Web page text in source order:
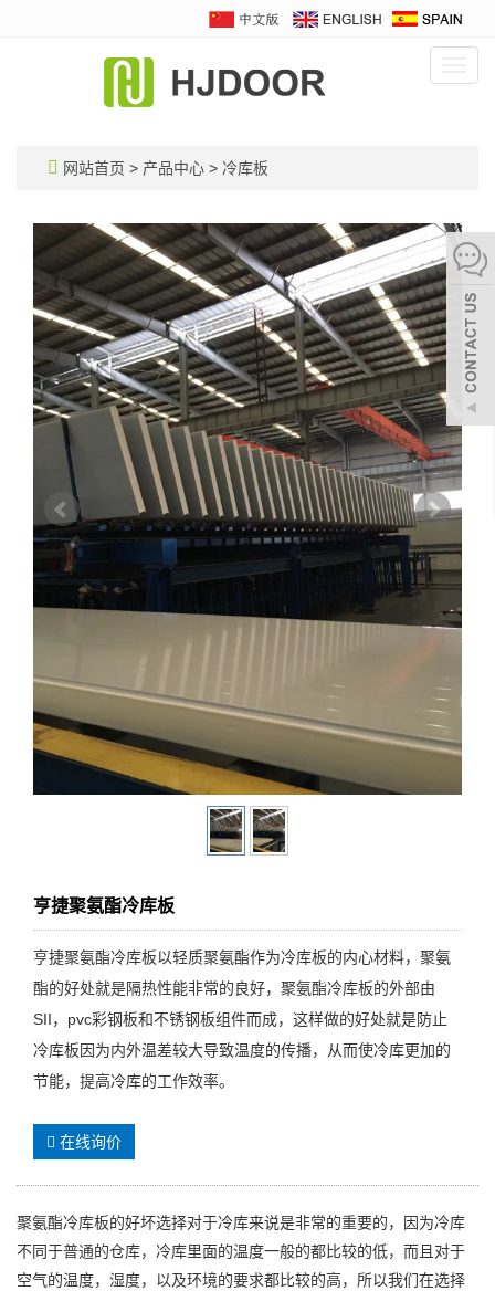
网站首页 > 产品中心 > 冷库板
亨捷聚氨酯冷库板
亨捷聚氨酯冷库板以轻质聚氨酯作为冷库板的内心材料，聚氨
酯的好处就是隔热性能非常的良好，聚氨酯冷库板的外部由
SII，pvc彩钢板和不锈钢板组件而成，这样做的好处就是防止
冷库板因为内外温差较大导致温度的传播，从而使冷库更加的
节能，提高冷库的工作效率。
在线询价
聚氨酯冷库板的好坏选择对于冷库来说是非常的重要的，因为冷库
不同于普通的仓库，冷库里面的温度一般的都比较的低，而且对于
空气的温度，湿度，以及环境的要求都比较的高，所以我们在选择